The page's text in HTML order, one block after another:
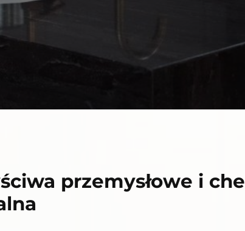
przemysłowe i